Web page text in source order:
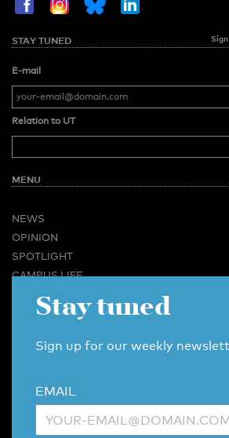
STAY TUNED
E-mail
Relation to UT
MENU
NEWS
OPINION
SPOTLIGHT
CAMPUS LIFE
VIDEO
BUSINESS & CAREER
CONTACT
ARCHIVE
Stay tuned
Sign up for our weekly
EMAIL